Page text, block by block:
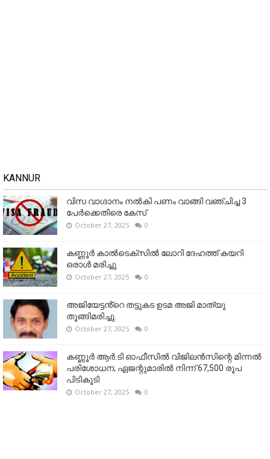
KANNUR
വിസ വാഗ്ദാനം നൽകി പണം വാങ്ങി വഞ്ചിച്ച 3
പേർക്കെതിരെ കേസ്
October 27, 2025 0
കണ്ണൂര്‍ കാല്‍ടെക്‌സില്‍ ലോറി ദേഹത്ത് കയറി
ഒരാള്‍ മരിച്ചു
October 27, 2025 0
അജിയേട്ടൻ്റെ തട്ടുകട ഉടമ അജി മാത്യു
തൂങ്ങിമരിച്ചു.
October 27, 2025 0
കണ്ണൂര്‍ ആര്‍.ടി ഓഫീസില്‍ വിജിലൻസിന്റെ മിന്നല്‍
പരിശോധന; ഏജന്റുമാരില്‍ നിന്ന് 67,500 രൂപ
പിടികൂടി
October 27, 2025 0